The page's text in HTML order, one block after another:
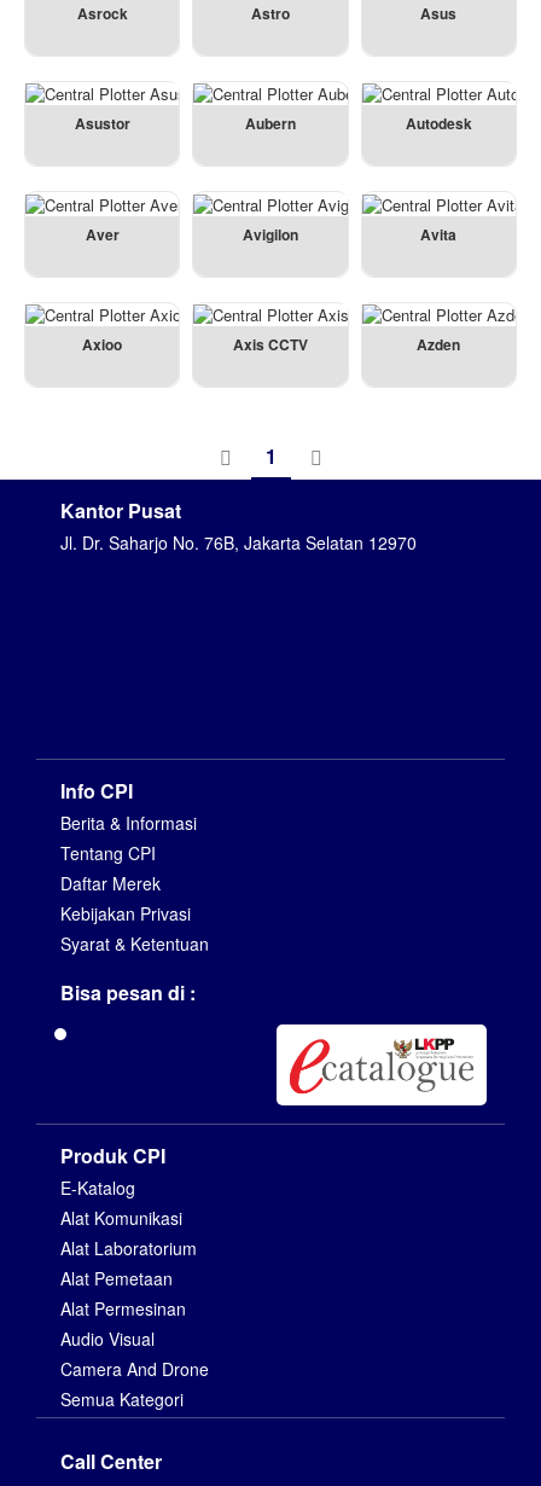
Asrock Astro Asus
Asustor Aubern Autodesk
Aver Avigilon Avita
Axioo Axis CCTV Azden
1
Kantor Pusat
Jl. Dr. Saharjo No. 76B, Jakarta Selatan 12970
Info CPI
Berita & Informasi
Tentang CPI
Daftar Merek
Kebijakan Privasi
Syarat & Ketentuan
Bisa pesan di :
Produk CPI
E-Katalog
Alat Komunikasi
Alat Laboratorium
Alat Pemetaan
Alat Permesinan
Audio Visual
Camera And Drone
Semua Kategori
Call Center